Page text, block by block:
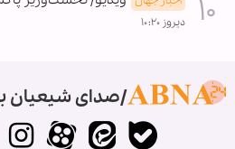
دیروز ۱۰:۲۰
صدای شیعیان